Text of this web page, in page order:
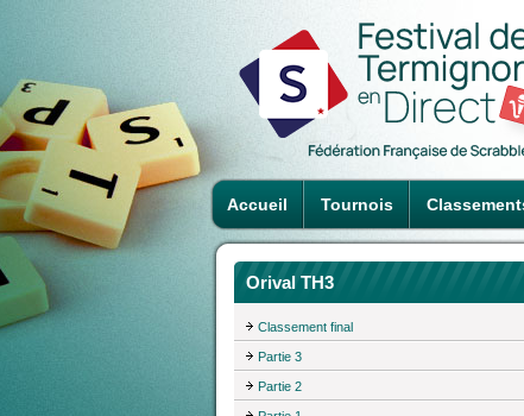
Accueil Tournois
Orival TH3
Classement final
Partie 3
Partie 2